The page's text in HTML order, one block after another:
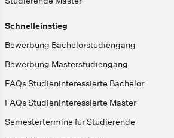
Schnelleinstieg
Bewerbung Bachelorstudiengang
Bewerbung Masterstudiengang
FAQs Studieninteressierte Bachelor
FAQs Studieninteressierte Master
Semestertermine für Studierende